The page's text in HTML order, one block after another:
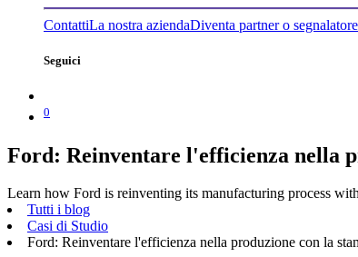
ContattiLa nostra aziendaDiventa partner o segnalatore
Seguici
0
Ford: Reinventare l'efficienza nella
Learn how Ford is reinventing its manufacturing process
Tutti i blog
Casi di Studio
Ford: Reinventare l'efficienza nella produzione con la